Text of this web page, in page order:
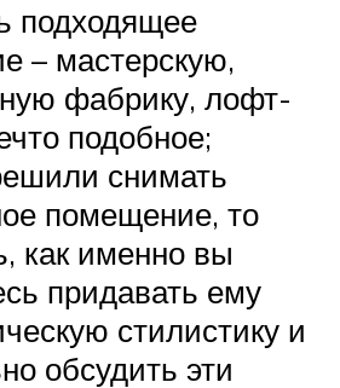
подходящее
– мастерскую,
фабрику, лофт-
подобное;
снимать
помещение, то
как именно вы
придавать ему
стилистику и
обсудить эти